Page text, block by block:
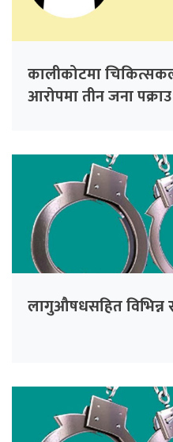
कालीकोटमा
आरोपमा तीन जना पक्राउ
लागुऔषधसहित विभिन्न